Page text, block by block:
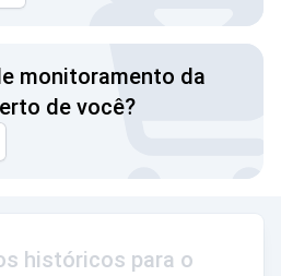
monitoramento da
de você?
históricos para o